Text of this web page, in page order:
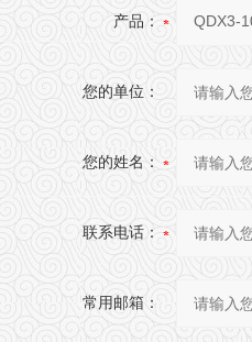
产品：
您的单位：
您的姓名：
联系电话：
常用邮箱：